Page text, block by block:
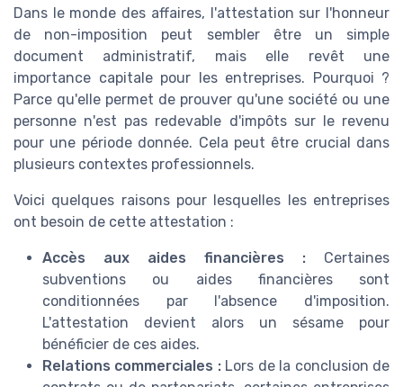
Dans le monde des affaires, l'attestation sur l'honneur
de non-imposition peut sembler être un simple
document administratif, mais elle revêt une
importance capitale pour les entreprises. Pourquoi ?
Parce qu'elle permet de prouver qu'une société ou une
personne n'est pas redevable d'impôts sur le revenu
pour une période donnée. Cela peut être crucial dans
plusieurs contextes professionnels.
Voici quelques raisons pour lesquelles les entreprises
ont besoin de cette attestation :
Accès aux aides financières : Certaines
subventions ou aides financières sont
conditionnées par l'absence d'imposition.
L'attestation devient alors un sésame pour
bénéficier de ces aides.
Relations commerciales :Lors de la conclusion de